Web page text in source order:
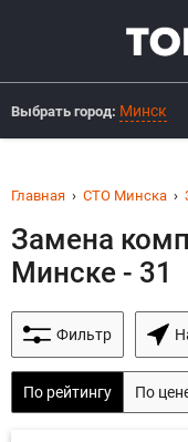
Выбрать город: Минск
Главная СТО Минска
Замена
Минске - 31
Фильтр
По рейтингу По